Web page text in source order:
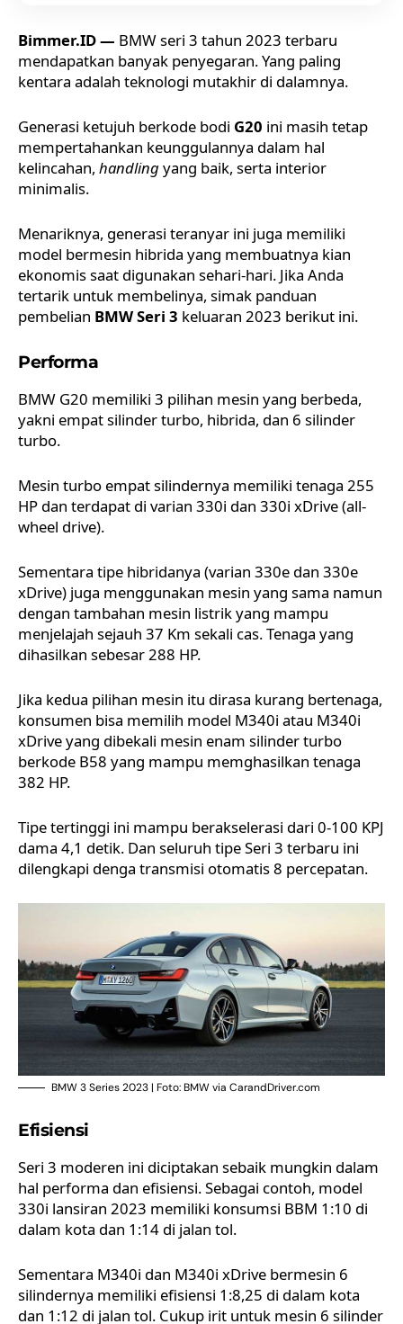
Bimmer.ID — BMW seri 3 tahun 2023 terbaru
mendapatkan banyak penyegaran. Yang paling
kentara adalah teknologi mutakhir di dalamnya.
Generasi ketujuh berkode bodi G20 ini masih tetap
mempertahankan keunggulannya dalam hal
kelincahan, handling yang baik, serta interior
minimalis.
Menariknya, generasi teranyar ini juga memiliki
model bermesin hibrida yang membuatnya kian
ekonomis saat digunakan sehari-hari. Jika Anda
tertarik untuk membelinya, simak panduan
pembelian BMW Seri 3 keluaran 2023 berikut ini.
Performa
BMW G20 memiliki 3 pilihan mesin yang berbeda,
yakni empat silinder turbo, hibrida, dan 6 silinder
turbo.
Mesin turbo empat silindernya memiliki tenaga 255
HP dan terdapat di varian 330i dan 330i xDrive (all-
wheel drive).
Sementara tipe hibridanya (varian 330e dan 330e
xDrive) juga menggunakan mesin yang sama namun
dengan tambahan mesin listrik yang mampu
menjelajah sejauh 37 Km sekali cas. Tenaga yang
dihasilkan sebesar 288 HP.
Jika kedua pilihan mesin itu dirasa kurang bertenaga,
konsumen bisa memilih model M340i atau M340i
xDrive yang dibekali mesin enam silinder turbo
berkode B58 yang mampu memghasilkan tenaga
382 HP.
Tipe tertinggi ini mampu berakselerasi dari 0-100 KPJ
dama 4,1 detik. Dan seluruh tipe Seri 3 terbaru ini
dilengkapi denga transmisi otomatis 8 percepatan.
BMW 3 Series 2023 | Foto: BMW via CarandDriver.com
Efisiensi
Seri 3 moderen ini diciptakan sebaik mungkin dalam
hal performa dan efisiensi. Sebagai contoh, model
330i lansiran 2023 memiliki konsumsi BBM 1:10 di
dalam kota dan 1:14 di jalan tol.
Sementara M340i dan M340i xDrive bermesin 6
silindernya memiliki efisiensi 1:8,25 di dalam kota
dan 1:12 di jalan tol. Cukup irit untuk mesin 6 silinder